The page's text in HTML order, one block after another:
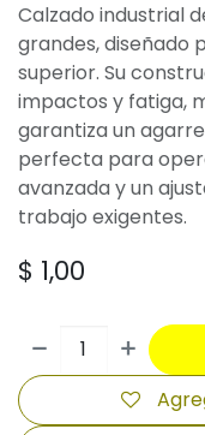
Calzado industrial
grandes, diseñado
superior. Su
impactos y fatiga,
garantiza un
perfecta para
avanzada y un
trabajo exigentes.
$ 1,00